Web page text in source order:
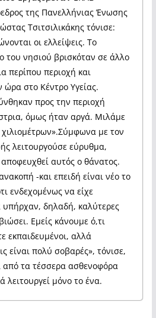
της Πανελλήνιας Ένωσης
Τσιτσιλικάκης τόνισε:
οι ελλείψεις. Το
του νησιού βρισκόταν σε άλλο
περίπου περιοχή και
ώρα στο Κέντρο Υγείας.
προς την περιοχή
όμως ήταν αργά. Μιλάμε
με τον
λειτουργούσε εύρυθμα,
αυτός ο θάνατος.
-και επειδή είναι νέο το
ενδεχομένως να είχε
υπήρχαν, δηλαδή, καλύτερες
Εμείς κάνουμε ό,τι
εκπαιδευμένοι, αλλά
είναι πολύ σοβαρές», τόνισε,
από τα τέσσερα ασθενοφόρα
λειτουργεί μόνο το ένα.